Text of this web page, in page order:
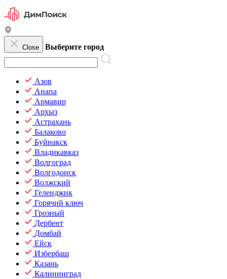
Close Выберите город
Азов
Анапа
Армавир
Архыз
Астрахань
Балаково
Буйнакск
Владикавказ
Волгоград
Волгодонск
Волжский
Геленджик
Горячий ключ
Грозный
Дербент
Домбай
Ейск
Избербаш
Казань
Калининград